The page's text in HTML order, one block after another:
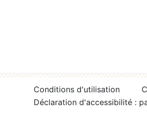
Conditions d'utilisation
Déclaration d'accessibilité :